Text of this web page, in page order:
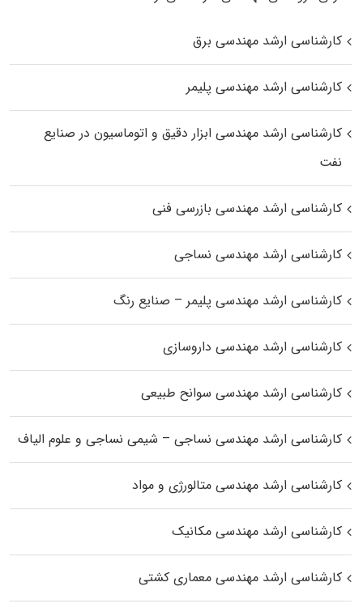
کارشناسی ارشد مهندسی برق
کارشناسی ارشد مهندسی پلیمر
کارشناسی ارشد مهندسی ابزار دقیق و اتوماسیون در صنایع
نفت
کارشناسی ارشد مهندسی بازرسی فنی
کارشناسی ارشد مهندسی نساجی
کارشناسی ارشد مهندسی پلیمر – صنایع رنگ
کارشناسی ارشد مهندسی داروسازی
کارشناسی ارشد مهندسی سوانح طبیعی
کارشناسی ارشد مهندسی نساجی – شیمی نساجی و علوم الیاف
کارشناسی ارشد مهندسی متالورژی و مواد
کارشناسی ارشد مهندسی مکانیک
کارشناسی ارشد مهندسی معماری کشتی